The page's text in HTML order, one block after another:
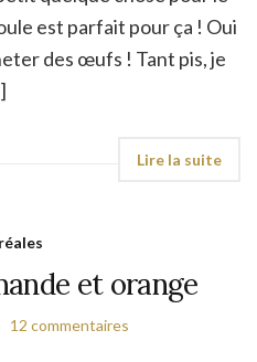
est parfait pour ça ! Oui
des œufs ! Tant pis, je
et orange
12 commentaires